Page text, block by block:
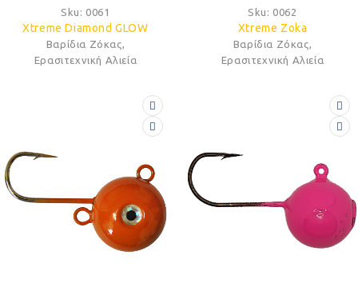
Sku: 0061
Xtreme Diamond GLOW
Βαρίδια Ζόκας,
Ερασιτεχνική Αλιεία
Sku: 0062
Xtreme Zoka
Βαρίδια Ζόκας,
Ερασιτεχνική Αλιεία